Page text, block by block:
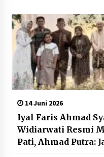
14 Juni 2026
Iyal Faris Ahmad
Widiarwati Resmi
Pati, Ahmad Putra: